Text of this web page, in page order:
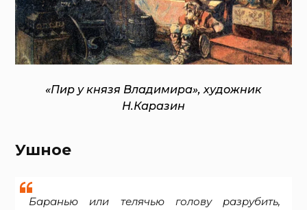
«Пир у князя Владимира», художник
Н.Каразин
Ушное
Баранью или телячью голову разрубить,